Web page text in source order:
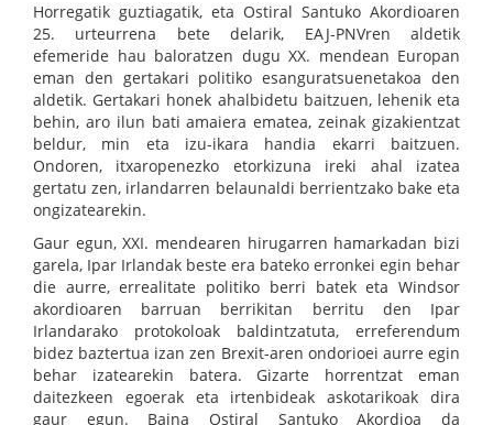
Horregatik guztiagatik, eta Ostiral Santuko Akordioaren
25. urteurrena bete delarik, EAJ-PNVren aldetik
efemeride hau baloratzen dugu XX. mendean Europan
eman den gertakari politiko esanguratsuenetakoa den
aldetik. Gertakari honek ahalbidetu baitzuen, lehenik eta
behin, aro ilun bati amaiera ematea, zeinak gizakientzat
beldur, min eta izu-ikara handia ekarri baitzuen.
Ondoren, itxaropenezko etorkizuna ireki ahal izatea
gertatu zen, irlandarren belaunaldi berrientzako bake eta
ongizatearekin.
Gaur egun, XXI. mendearen hirugarren hamarkadan bizi
garela, Ipar Irlandak beste era bateko erronkei egin behar
die aurre, errealitate politiko berri batek eta Windsor
akordioaren barruan berrikitan berritu den Ipar
Irlandarako protokoloak baldintzatuta, erreferendum
bidez baztertua izan zen Brexit-aren ondorioei aurre egin
behar izatearekin batera. Gizarte horrentzat eman
daitezkeen egoerak eta irtenbideak askotarikoak dira
gaur egun. Baina Ostiral Santuko Akordioa da